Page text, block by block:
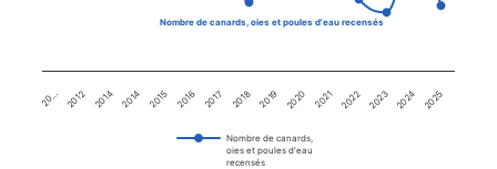
Nombre de canards, oies et poules d'eau recensés
Nombre de canards,
oies et poules d'eau
recensés
20… 2012 2014 2014 2015 2016 2017 2018 2019 2020 2021 2022 2023 2024 2025